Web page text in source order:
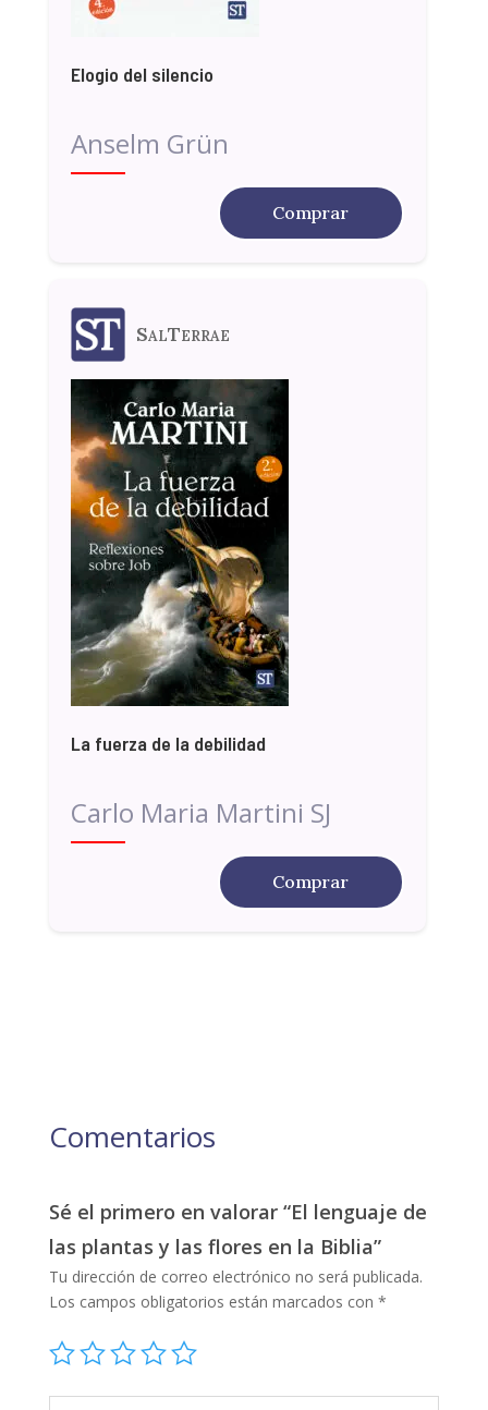
Elogio del silencio
Anselm Grün
Comprar
SalTerrae
La fuerza de la debilidad
Carlo Maria Martini SJ
Comprar
Comentarios
Sé el primero en valorar “El lenguaje de
las plantas y las flores en la Biblia”
Tu dirección de correo electrónico no será publicada.
Los campos obligatorios están marcados con *